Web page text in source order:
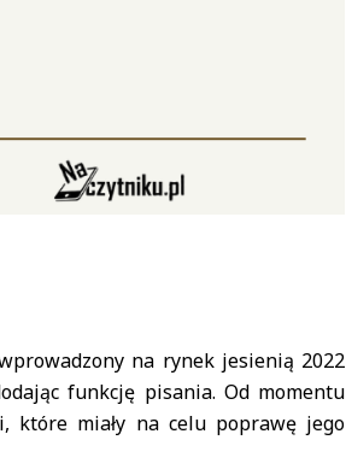
na rynek jesienią 2022
funkcję pisania. Od momentu
które miały na celu poprawę jego